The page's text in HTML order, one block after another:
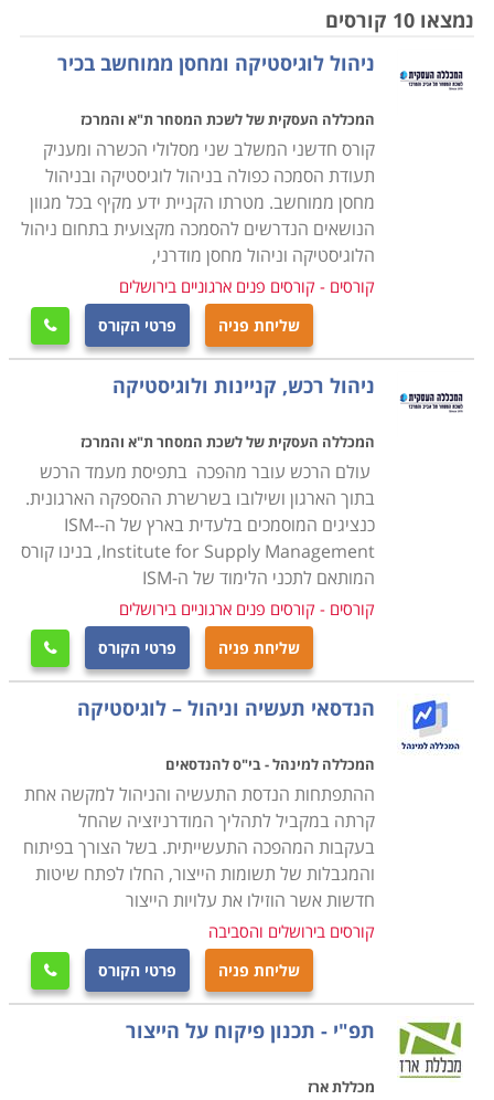
הנושאים הנלמדים בקורס הם ניהול המשאב האנושי, ניהול
איכות, ארגון ותפעול מלאי העסק, ניהול הצד הפיננסי,
עריכת חוזים ומציאת התאמה בין הצרכים של העסק ליכולת
התקציבית, שכן עסק שאינו מנהל את הרכש באופן תקין,
עשוי מהר מאוד להיקלע לקשיים שלעתים בלתי הפיכים.
הקורס אינו דורש כל ידע מוקדם, אך עם זאת נדרשת יכולת
ארגון וניהול שכן, מדובר בתפקיד עם הרבה אחריות, והבנה,
הן פיננסית והן משפטית, שכן, ככל שהארגון מורכב יותר, כך
יש משמעות רבה יותר לכל רכישה כמו גם לניהול המלאי
ולכן אמנם אין תנאי קבלה אך נדרשים כישורים אישיים על
מנת להצליח בתפקיד מרכזי זה.
במסגרת הקורס מועברים תכנים להכנת תכנית רכש, הכנת
הצעת מחיר באופן יעיל ואפקטיבי לארגון, תהליכי משא ומתן,
ניהול קשרי ושיתופי פעולה עם ספקים תוך הקפדה על כל
הנהלים והכללים המשפטיים בתחום הסחר והמיסוי מול
ספקים מקומיים ובינלאומיים.
עבור מי מתאימים הלימודים
קורס רכש ולוגיסטיקה אורך כשנה אחת, כאשר הוא מתנהל
בהתאם לתכנית של התמ"ת, והתעודה אף היא ניתנת
מטעם התמ"ת. בסיום הקורס אפשר לעסוק במקצוע במגוון
של מקומות עבודה, שכן בכל ארגון גדול קיימת מחלקה
מיוחדת לרכש ולוגיסטיקה ולכן זהו מקצוע מבוקש ביותר
המתאים הן לחיילים משוחררים בתחילת דרכם המקצועית
והן כהסבה מקצועית.
הקורס מקנה את כל הידע הנדרש, כך גם מי שאין לו כל
רקע בתחום, יוכל בסיום הקורס להיות מוכן לקראת עבודה
בתחום, כאשר ניתן כבר במהלך הקורס לנסות ולהשתלב
במחלקות הרכש של חברות מסוימות ולהתחיל לרכוש
ניסיון. קורס רכש ולוגיסטיקה מתקיים בכל רחבי הארץ: חיפה,
תל אביב , נתניה, כפר סבא ועוד מקומות רבים נוספים
אחרים.
נמצאו 10 קורסים
ניהול לוגיסטיקה ומחסן ממוחשב בכיר
המכללה העסקית של לשכת המסחר ת"א והמרכז
קורס חדשני המשלב שני מסלולי הכשרה ומעניק
תעודת הסמכה כפולה בניהול לוגיסטיקה ובניהול
מחסן ממוחשב. מטרתו הקניית ידע מקיף בכל מגוון
הנושאים הנדרשים להסמכה מקצועית בתחום ניהול
הלוגיסטיקה וניהול מחסן מודרני,
קורסים - קורסים פנים ארגוניים בירושלים
שליחת פניה פרטי הקורס 
ניהול רכש, קניינות ולוגיסטיקה
המכללה העסקית של לשכת המסחר ת"א והמרכז
עולם הרכש עובר מהפכה בתפיסת מעמד הרכש
בתוך הארגון ושילובו בשרשרת ההספקה הארגונית.
כנציגים המוסמכים בלעדית בארץ של ה-ISM-
Institute for Supply Management, בנינו קורס
המותאם לתכני הלימוד של ה-ISM
קורסים - קורסים פנים ארגוניים בירושלים
שליחת פניה פרטי הקורס 
הנדסאי תעשיה וניהול – לוגיסטיקה
המכללה למינהל - בי"ס להנדסאים
ההתפתחות הנדסת התעשיה והניהול למקשה אחת
קרתה במקביל לתהליך המודרניזציה שהחל
בעקבות המהפכה התעשייתית. בשל הצורך בפיתוח
והמגבלות של תשומות הייצור, החלו לפתח שיטות
חדשות אשר הוזילו את עלויות הייצור
קורסים בירושלים והסביבה
שליחת פניה פרטי הקורס 
תפ"י - תכנון פיקוח על הייצור
מכללת ארז